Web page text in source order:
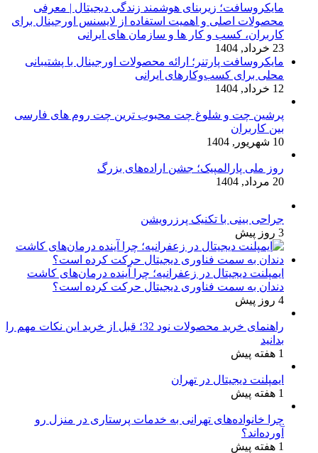
مایکروسافت؛ زیربنای هوشمند زندگی دیجیتال | معرفی
محصولات اصلی و اهمیت استفاده از لایسنس اورجینال برای
کاربران، کسب و کار ها و سازمان های ایرانی
23 خرداد, 1404
مایکروسافت پارتنر؛ ارائه محصولات اورجینال با پشتیبانی
محلی برای کسب‌وکارهای ایرانی
12 خرداد, 1404
پرشین چت و شلوغ چت محبوب ترین چت روم های فارسی
بین کاربران
10 شهریور, 1404
روز ملی پارالمپیک؛ جشن اراده‌های بزرگ
20 مرداد, 1404
جراحی بینی با تکنیک پرزرویشن
3 روز پیش
ایمپلنت دیجیتال در زعفرانیه؛ چرا آینده درمان‌های کاشت
دندان به سمت فناوری دیجیتال حرکت کرده است؟
4 روز پیش
راهنمای خرید محصولات نود 32؛ قبل از خرید این نکات مهم را
بدانید
1 هفته پیش
ایمپلنت دیجیتال در تهران
1 هفته پیش
چرا خانواده‌های تهرانی به خدمات پرستاری در منزل رو
آورده‌اند؟
1 هفته پیش